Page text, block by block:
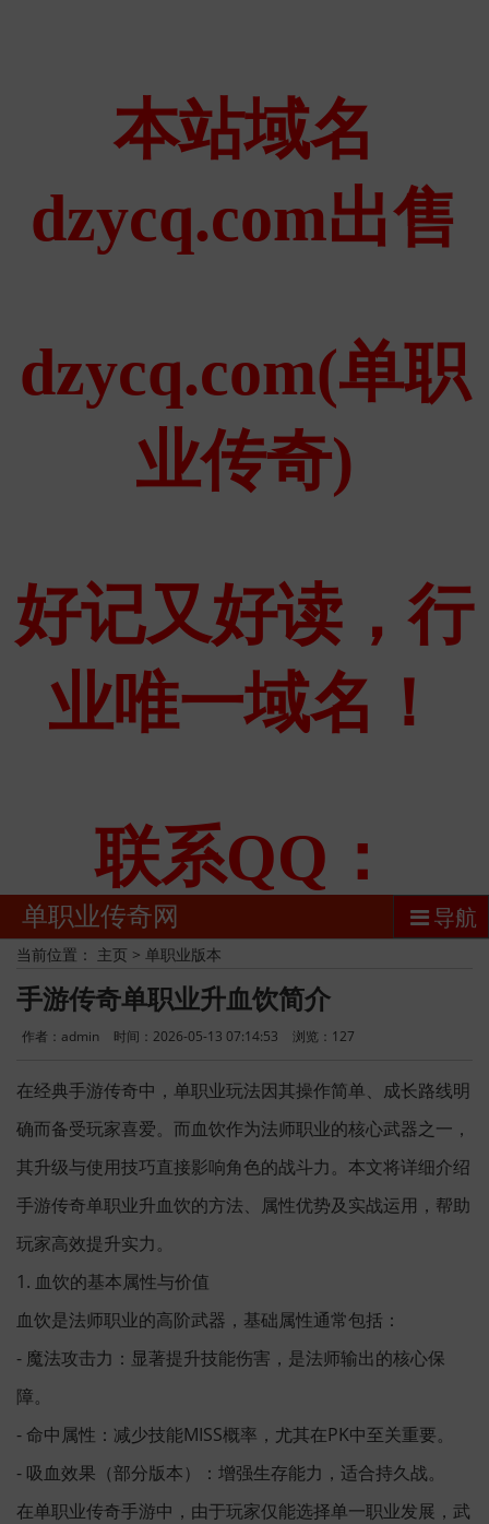
单职业传奇网 导航
当前位置： 主页 > 单职业版本
手游传奇单职业升血饮简介
作者：admin 时间：2026-05-13 07:14:53 浏览： 127
在经典手游传奇中，单职业玩法因其操作简单、成长路线明
确而备受玩家喜爱。而血饮作为法师职业的核心武器之一，
其升级与使用技巧直接影响角色的战斗力。本文将详细介绍
手游传奇单职业升血饮的方法、属性优势及实战运用，帮助
玩家高效提升实力。
1. 血饮的基本属性与价值
血饮是法师职业的高阶武器，基础属性通常包括：
- 魔法攻击力：显著提升技能伤害，是法师输出的核心保
障。
- 命中属性：减少技能MISS概率，尤其在PK中至关重要。
- 吸血效果（部分版本）：增强生存能力，适合持久战。
在单职业传奇手游中，由于玩家仅能选择单一职业发展，武